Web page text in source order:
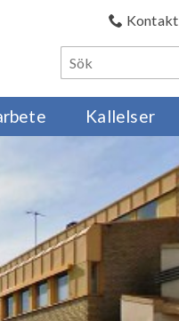
Kontakt
Kallelser